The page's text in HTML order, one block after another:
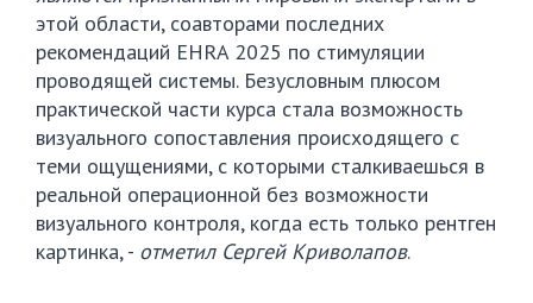
этой области, соавторами последних
рекомендаций EHRA 2025 по стимуляции
проводящей системы. Безусловным плюсом
практической части курса стала возможность
визуального сопоставления происходящего с
теми ощущениями, с которыми сталкиваешься в
реальной операционной без возможности
визуального контроля, когда есть только рентген
картинка, - отметил Сергей Криволапов.